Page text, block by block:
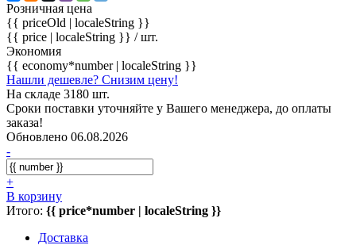
Розничная цена
{{ priceOld | localeString }}
{{ price | localeString }} / шт.
Экономия
{{ economy*number | localeString }}
Нашли дешевле? Снизим цену!
На складе 3180 шт.
Сроки поставки уточняйте у Вашего менеджера, до оплаты
заказа!
Обновлено 06.08.2026
-
+
В корзину
Итого: {{ price*number | localeString }}
Доставка